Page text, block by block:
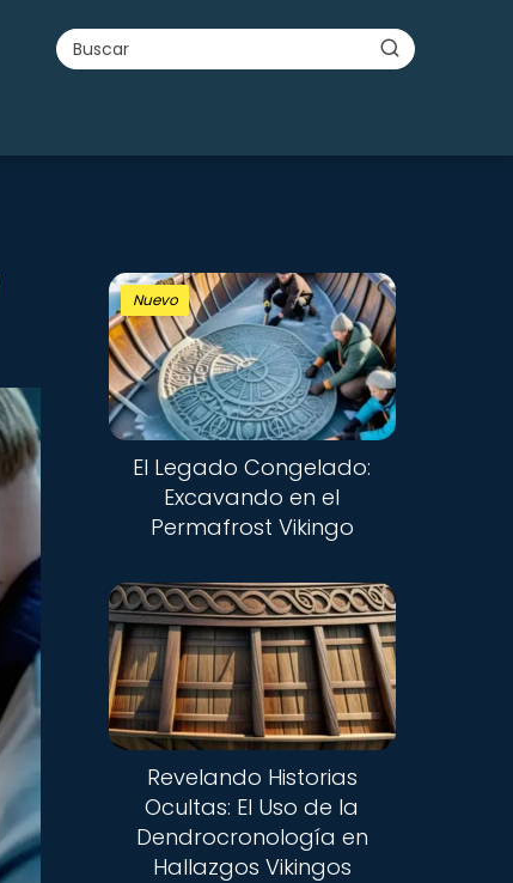
Nuevo
El Legado Congelado:
Excavando en el
Permafrost Vikingo
Revelando Historias
Ocultas: El Uso de la
Dendrocronología en
Hallazgos Vikingos